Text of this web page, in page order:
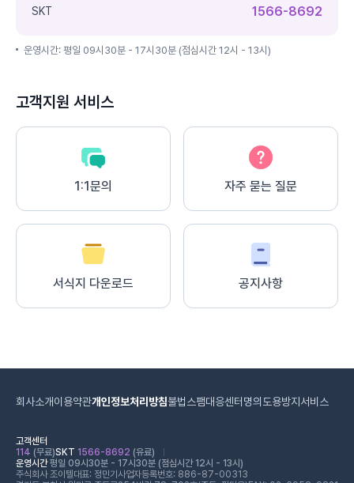
SKT 1566-8692
운영시간: 평일 09시30분 - 17시30분 (점심시간 12시 - 13시)
고객지원 서비스
1:1문의 자주 묻는 질문
서식지 다운로드 공지사항
회사소개이용약관개인정보처리방침불법스팸대응센터 명의도용방지서비스
고객센터
114 (무료)SKT 1566-8692 (유료)
운영시간평일 09시30분 - 17시30분 (점심시간 12시 - 13시)
주식회사 조이텔대표: 정민기 사업자등록번호: 886-87-00313